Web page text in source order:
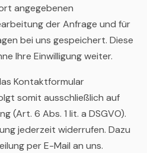
angegebenen
der Anfrage und für
bei uns gespeichert. Diese
Ihre Einwilligung weiter.
Kontaktformular
somit ausschließlich auf
(Art. 6 Abs. 1 lit. a DSGVO).
jederzeit widerrufen. Dazu
per E-Mail an uns.